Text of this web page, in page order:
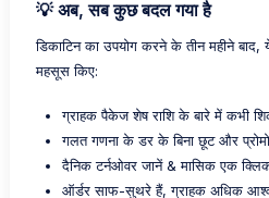
💡 अब, सब कुछ बदल गया है
डिकाटिन का उपयोग करने के तीन महीने बाद,
महसूस किए:
ग्राहक पैकेज शेष राशि के बारे में कभी
गलत गणना के डर के बिना छूट और
दैनिक टर्नओवर जानें & मासिक एक
ऑर्डर साफ-सुथरे हैं, ग्राहक अधिक